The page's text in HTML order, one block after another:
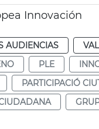
Innovación
AUDIENCIAS
PLE
PARTICIPACIÓ